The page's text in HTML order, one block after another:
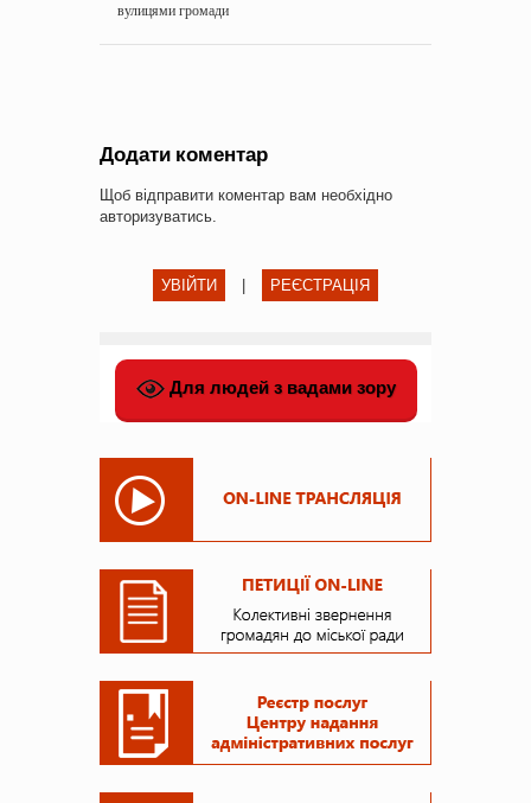
вулицями громади
Додати коментар
Щоб відправити коментар вам необхідно
авторизуватись.
УВІЙТИ РЕЄСТРАЦІЯ
Для людей з вадами зору